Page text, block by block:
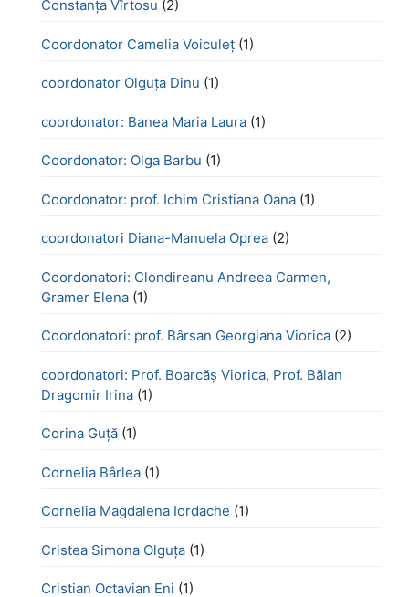
Constanța Vîrtosu (2)
Coordonator Camelia Voiculeț (1)
coordonator Olguța Dinu (1)
coordonator: Banea Maria Laura (1)
Coordonator: Olga Barbu (1)
Coordonator: prof. Ichim Cristiana Oana (1)
coordonatori Diana-Manuela Oprea (2)
Coordonatori: Clondireanu Andreea Carmen,
Gramer Elena (1)
Coordonatori: prof. Bârsan Georgiana Viorica (2)
coordonatori: Prof. Boarcăș Viorica, Prof. Bălan
Dragomir Irina (1)
Corina Guță (1)
Cornelia Bârlea (1)
Cornelia Magdalena Iordache (1)
Cristea Simona Olguța (1)
Cristian Octavian Eni (1)